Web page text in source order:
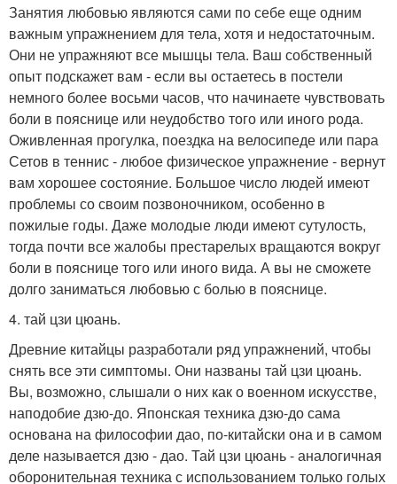
Занятия любовью являются сами по себе еще одним
важным упражнением для тела, хотя и недостаточным.
Они не упражняют все мышцы тела. Ваш собственный
опыт подскажет вам - если вы остаетесь в постели
немного более восьми часов, что начинаете чувствовать
боли в пояснице или неудобство того или иного рода.
Оживленная прогулка, поездка на велосипеде или пара
Сетов в теннис - любое физическое упражнение - вернут
вам хорошее состояние. Большое число людей имеют
проблемы со своим позвоночником, особенно в
пожилые годы. Даже молодые люди имеют сутулость,
тогда почти все жалобы престарелых вращаются вокруг
боли в пояснице того или иного вида. А вы не сможете
долго заниматься любовью с болью в пояснице.
4. тай цзи цюань.
Древние китайцы разработали ряд упражнений, чтобы
снять все эти симптомы. Они названы тай цзи цюань.
Вы, возможно, слышали о них как о военном искусстве,
наподобие дзю-до. Японская техника дзю-до сама
основана на философии дао, по-китайски она и в самом
деле называется дзю - дао. Тай цзи цюань - аналогичная
оборонительная техника с использованием только голых